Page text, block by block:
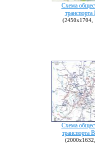
Схема
транспорта
(2450х1704,
Схема
транспорта